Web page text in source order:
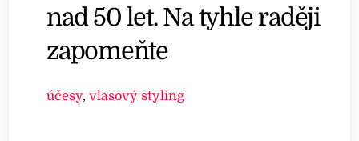
nad 50 let. Na tyhle raději
zapomeňte
účesy,vlasový styling